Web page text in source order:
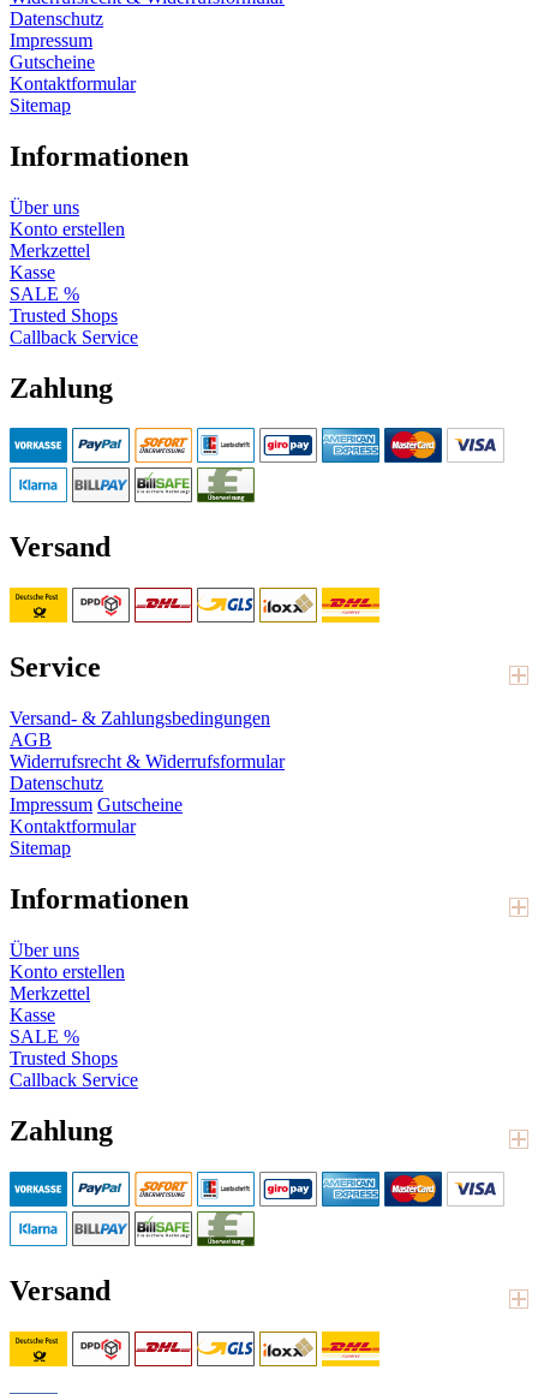
Datenschutz
Impressum
Gutscheine
Kontaktformular
Sitemap
Informationen
Über uns
Konto erstellen
Merkzettel
Kasse
SALE %
Trusted Shops
Callback Service
Zahlung
Versand
Service
Versand- & Zahlungsbedingungen
AGB
Widerrufsrecht & Widerrufsformular
Datenschutz
Impressum Gutscheine
Kontaktformular
Sitemap
Informationen
Über uns
Konto erstellen
Merkzettel
Kasse
SALE %
Trusted Shops
Callback Service
Zahlung
Versand